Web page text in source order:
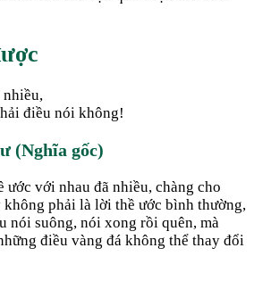
nhiều,
điều nói không!
(Nghĩa gốc)
với nhau đã nhiều, chàng cho
không phải là lời thề ước bình thường,
nói suông, nói xong rồi quên, mà
điều vàng đá không thể thay đổi